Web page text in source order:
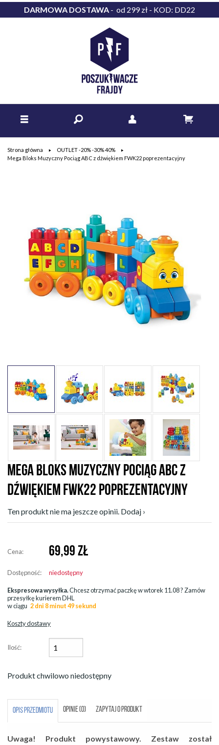
DARMOWA DOSTAWA - od 299 zł - KOD: DD22
Strona główna
OUTLET -20% -30% 40%
Mega Bloks Muzyczny Pociąg ABC z dźwiękiem FWK22 poprezentacyjny
MEGA BLOKS MUZYCZNY POCIĄG ABC Z
DŹWIĘKIEM FWK22 POPREZENTACYJNY
Ten produkt nie ma jeszcze opinii. Dodaj ›
Cena: 69,99 ZŁ
Dostępność: niedostępny
Ekspresowa wysyłka.Chcesz otrzymać paczkę wwtorek 11.08? Zamów
przesyłkę kurierem DHL
w ciągu 2 dni 8 minut 49 sekund
Koszty dostawy
Ilość:
Produkt chwilowo niedostępny
OPIS PRZEDMIOTU OPINIE (0) ZAPYTAJ O PRODUKT
Uwaga! Produkt powystawowy. Zestaw został